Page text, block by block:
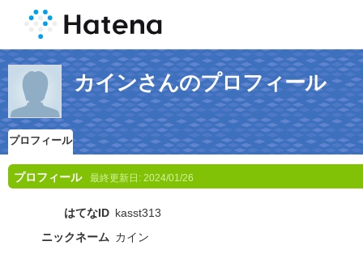
カインさんのプロフィール
プロフィール
プロフィール 最終更新日: 2024/01/26
はてなID kasst313
ニックネーム カイン